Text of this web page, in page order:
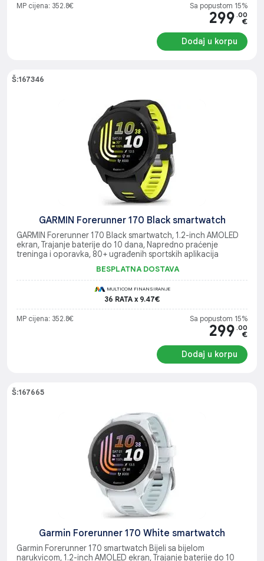
MP cijena: 352.8€ Sa popustom 15%
299 .00
€
Dodaj u korpu
Š:167346
GARMIN Forerunner 170 Black smartwatch
GARMIN Forerunner 170 Black smartwatch, 1.2-inch AMOLED
ekran, Trajanje baterije do 10 dana, Napredno praćenje
treninga i oporavka, 80+ ugrađenih sportskih aplikacija
BESPLATNA DOSTAVA
MULTICOM FINANSIRANJE
36 RATA x 9.47€
MP cijena: 352.8€ Sa popustom 15%
299 .00
€
Dodaj u korpu
Š:167665
Garmin Forerunner 170 White smartwatch
Garmin Forerunner 170 smartwatch Bijeli sa bijelom
narukvicom, 1.2-inch AMOLED ekran, Trajanje baterije do 10